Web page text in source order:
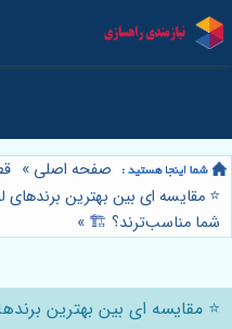
صفحه اصلی »
⭐️ مقایسه ای بین بهترین
شما مناسب‌ترند؟ 🏗️ »
⭐️ مقایسه ای بین بهترین